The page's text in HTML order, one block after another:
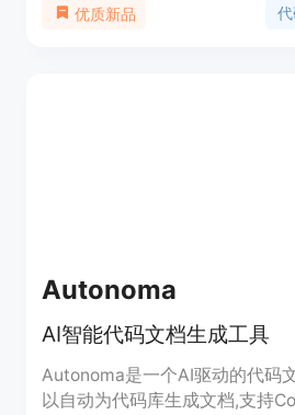
Coder-V2-Base的基础上，通
优质新品
Autonoma
AI智能代码文档生成工具
Autonoma是一个AI驱动的代码
以自动为代码库生成文档,支持